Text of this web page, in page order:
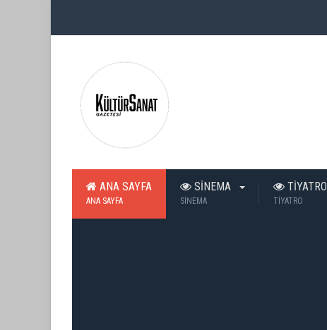
ANA SAYFA
ANA SAYFA
SİNEMA
SİNEMA
TİYATRO
TİYATRO